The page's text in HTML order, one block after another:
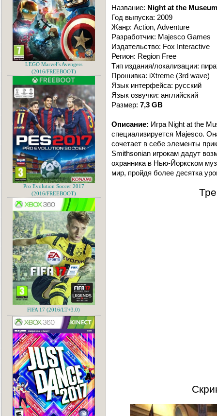
Название: Night at the
Год выпуска: 2009
Жанр: Action, Adventure
Разработчик: Majesco Games
Издательство: Fox Interactive
Регион: Region Free
Тип издания/локализации:
Прошивка: iXtreme (3rd wave)
Язык интерфейса: русский
Язык озвучки: английский
Размер: 7,3 GB
Описание: Игра Night at the
специализируется Majesco.
сочетает в себе элементы
Smithsonian игрокам дадут
охранника в Нью-Йоркском
мир, пройдя более десятка
LEGO Marvel’s Avengers
(2016/FREEBOOT)
Pro Evolution Soccer 2017
(2016/FREEBOOT)
FIFA 17 (2016/LT+3.0)